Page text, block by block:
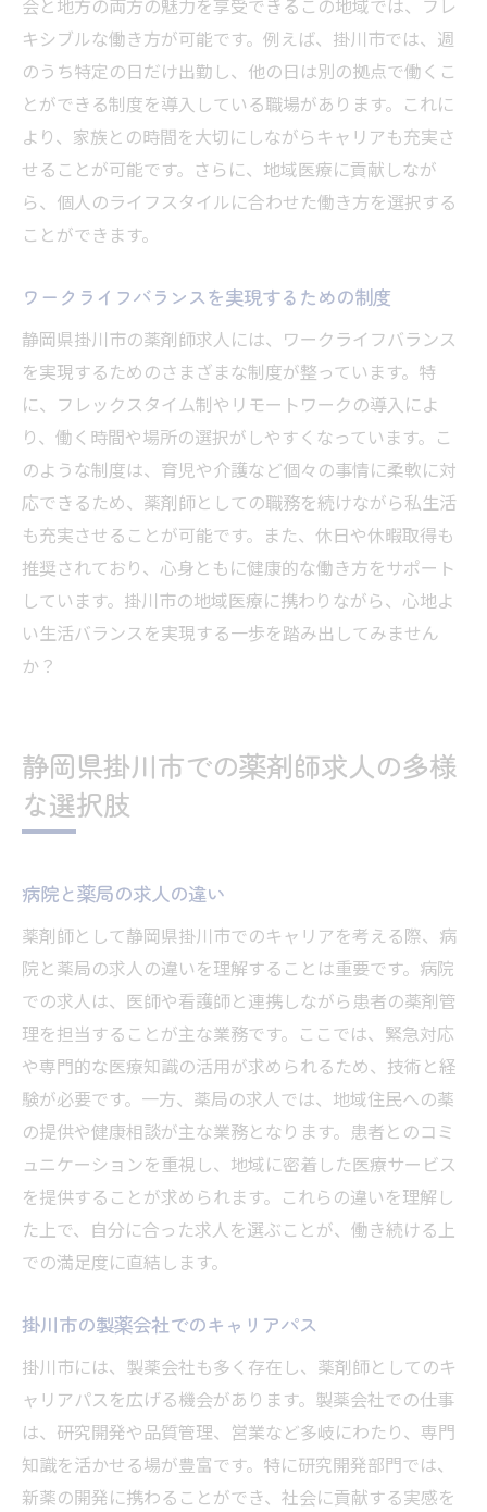
会と地方の両方の魅力を享受できるこの地域では、フレ
キシブルな働き方が可能です。例えば、掛川市では、週
のうち特定の日だけ出勤し、他の日は別の拠点で働くこ
とができる制度を導入している職場があります。これに
より、家族との時間を大切にしながらキャリアも充実さ
せることが可能です。さらに、地域医療に貢献しなが
ら、個人のライフスタイルに合わせた働き方を選択する
ことができます。
ワークライフバランスを実現するための制度
静岡県掛川市の薬剤師求人には、ワークライフバランス
を実現するためのさまざまな制度が整っています。特
に、フレックスタイム制やリモートワークの導入によ
り、働く時間や場所の選択がしやすくなっています。こ
のような制度は、育児や介護など個々の事情に柔軟に対
応できるため、薬剤師としての職務を続けながら私生活
も充実させることが可能です。また、休日や休暇取得も
推奨されており、心身ともに健康的な働き方をサポート
しています。掛川市の地域医療に携わりながら、心地よ
い生活バランスを実現する一歩を踏み出してみません
か？
静岡県掛川市での薬剤師求人の多様
な選択肢
病院と薬局の求人の違い
薬剤師として静岡県掛川市でのキャリアを考える際、病
院と薬局の求人の違いを理解することは重要です。病院
での求人は、医師や看護師と連携しながら患者の薬剤管
理を担当することが主な業務です。ここでは、緊急対応
や専門的な医療知識の活用が求められるため、技術と経
験が必要です。一方、薬局の求人では、地域住民への薬
の提供や健康相談が主な業務となります。患者とのコミ
ュニケーションを重視し、地域に密着した医療サービス
を提供することが求められます。これらの違いを理解し
た上で、自分に合った求人を選ぶことが、働き続ける上
での満足度に直結します。
掛川市の製薬会社でのキャリアパス
掛川市には、製薬会社も多く存在し、薬剤師としてのキ
ャリアパスを広げる機会があります。製薬会社での仕事
は、研究開発や品質管理、営業など多岐にわたり、専門
知識を活かせる場が豊富です。特に研究開発部門では、
新薬の開発に携わることができ、社会に貢献する実感を